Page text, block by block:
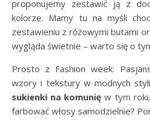
proponujemy zestawić ją z
kolorze. Mamy tu na myśli
zestawieniu z różowymi butami
wygląda świetnie – warto się o
Prosto z Fashion week:
wzory i tekstury w modnych
sukienki na komunięw tym
farbować włosy samodzielnie?